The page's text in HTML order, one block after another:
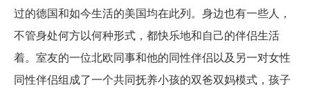
过的德国和如今生活的美国均在此列。身边也有一些人，
不管身处何方以何种形式，都快乐地和自己的伴侣生活
着。室友的一位北欧同事和他的同性伴侣以及另一对女性
同性伴侣组成了一个共同抚养小孩的双爸双妈模式，孩子